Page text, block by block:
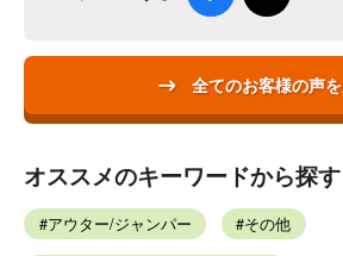
全てのお客様の声
オススメのキーワードから探す
アウター/ジャンパー その他